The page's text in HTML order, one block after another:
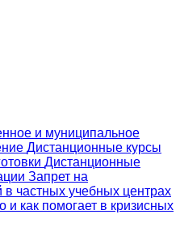
и муниципальное
Дистанционные курсы
Дистанционные
Запрет на
в частных учебных центрах
и как помогает в кризисных